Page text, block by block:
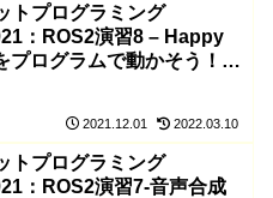
トプログラミング
：ROS2演習8 – Happy
プログラムで動かそう！
2021.12.01 2022.03.10
トプログラミング
：ROS2演習7-音声合成